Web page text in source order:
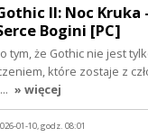
II: Noc Kruka
Bogini [PC]
tym, że Gothic nie jest
które zostaje z
» więcej
01-10, godz. 08:01